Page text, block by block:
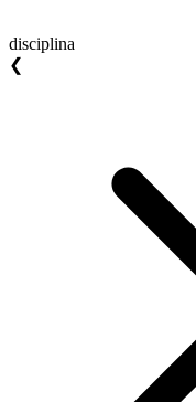
disciplina
❮